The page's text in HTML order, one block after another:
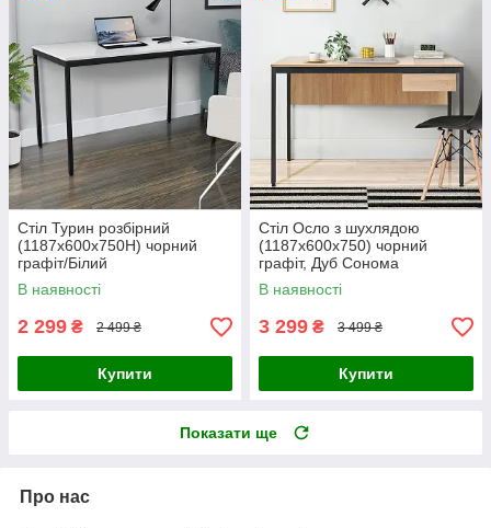
Стіл Турин розбірний
(1187х600х750H) чорний
графіт/Білий
В наявності
2 299 ₴ 2 499 ₴
Купити
Стіл Осло з шухлядою
(1187х600х750) чорний
графіт, Дуб Сонома
В наявності
3 299 ₴ 3 499 ₴
Купити
Показати ще
Про нас